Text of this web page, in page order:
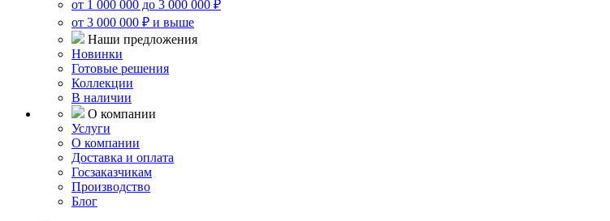
от 1 000 000 до 3 000 000 ₽
от 3 000 000 ₽ и выше
Наши предложения
Новинки
Готовые решения
Коллекции
В наличии
О компании
Услуги
О компании
Доставка и оплата
Госзаказчикам
Производство
Блог